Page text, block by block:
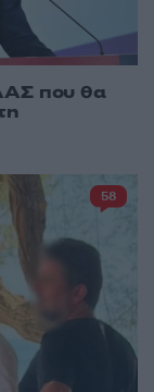
που θα
58